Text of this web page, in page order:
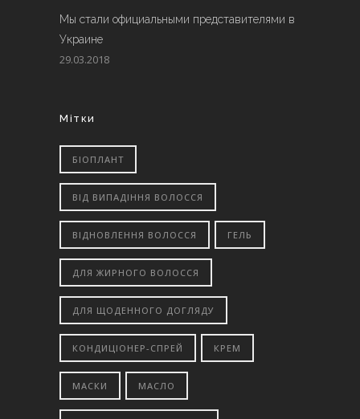
Мы стали официальными представителями в
Украине
29.03.2018
Мітки
БІОПЛАНТ
ВІД ВИПАДІННЯ ВОЛОССЯ
ВІДНОВЛЕННЯ ВОЛОССЯ ГЕЛЬ
ДЛЯ ЖИРНОГО ВОЛОССЯ
ДЛЯ ЩОДЕННОГО ДОГЛЯДУ
КОНДИЦІОНЕР-СПРЕЙ КРЕМ
МАСКИ МАСЛО